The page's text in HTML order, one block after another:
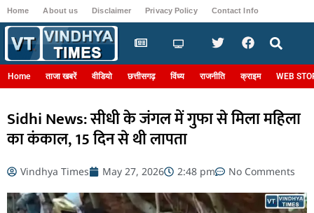
Home About us Disclaimer Privacy Policy Contact Info
Home ताजा खबरें वीडियो छत्तीसगढ़ विंध्य राजनीति क्राइम WEB
Sidhi News: सीधी के जंगल में गुफा से मिला महिला
का कंकाल, 15 दिन से थी लापता
Vindhya Times May 27, 2026 2:48 pm No Comments